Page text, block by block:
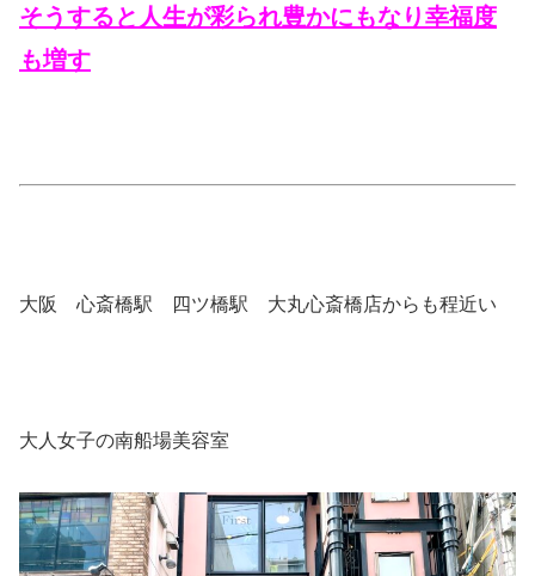
そうすると人生が彩られ豊かにもなり幸福度
も増す
大阪 心斎橋駅 四ツ橋駅 大丸心斎橋店からも程近い
大人女子の南船場美容室